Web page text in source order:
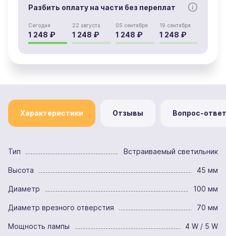
Разбить оплату на части без переплат
Сегодня
1 248 ₽
22 августа
1 248 ₽
05 сентября
1 248 ₽
19 сентября
1 248 ₽
Характеристики Отзывы Вопрос-ответ
Тип Встраиваемый светильник
Высота 45 мм
Диаметр 100 мм
Диаметр врезного отверстия 70 мм
Мощность лампы 4 W / 5 W